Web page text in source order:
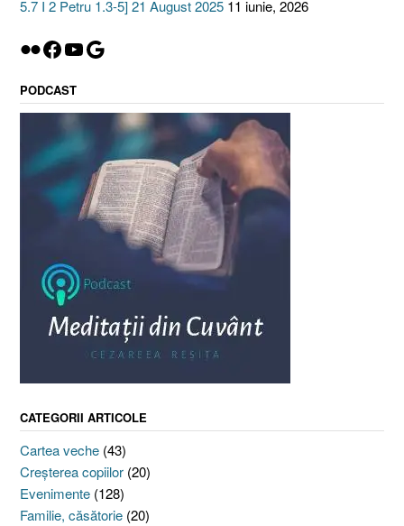
5.7 I 2 Petru 1.3-5] 21 August 2025 11 iunie, 2026
Flickr
Facebook
YouTube
Google
PODCAST
CATEGORII ARTICOLE
Cartea veche (43)
Creşterea copiilor (20)
Evenimente (128)
Familie, căsătorie (20)